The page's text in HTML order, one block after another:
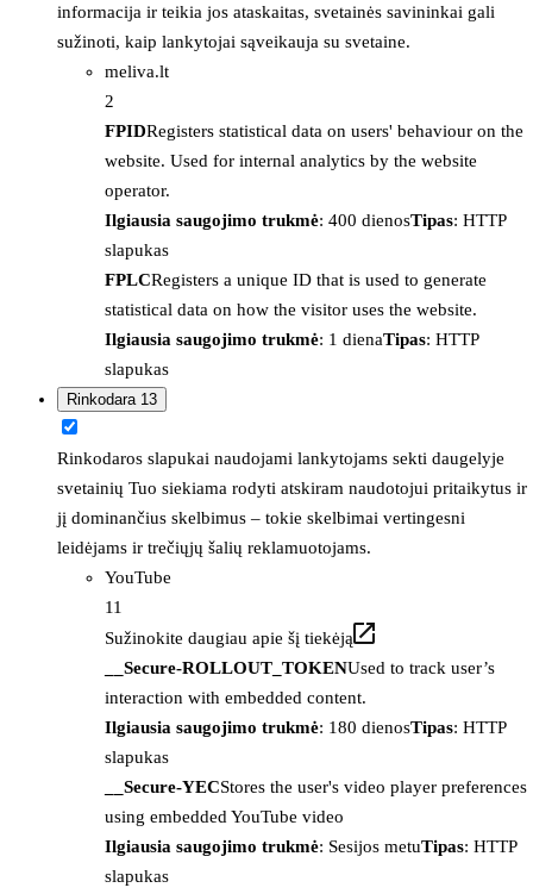
informacija ir teikia jos ataskaitas, svetainės savininkai gali
sužinoti, kaip lankytojai sąveikauja su svetaine.
meliva.lt
2
FPIDRegisters statistical data on users' behaviour on the
website. Used for internal analytics by the website
operator.
Ilgiausia saugojimo trukmė: 400 dienosTipas: HTTP
slapukas
FPLCRegisters a unique ID that is used to generate
statistical data on how the visitor uses the website.
Ilgiausia saugojimo trukmė: 1 dienaTipas: HTTP
slapukas
Rinkodara 13
Rinkodaros slapukai naudojami lankytojams sekti daugelyje
svetainių Tuo siekiama rodyti atskiram naudotojui pritaikytus ir
jį dominančius skelbimus – tokie skelbimai vertingesni
leidėjams ir trečiųjų šalių reklamuotojams.
YouTube
11
Sužinokite daugiau apie šį tiekėją
__Secure-ROLLOUT_TOKENUsed to track user’s
interaction with embedded content.
Ilgiausia saugojimo trukmė: 180 dienosTipas: HTTP
slapukas
__Secure-YECStores the user's video player preferences
using embedded YouTube video
Ilgiausia saugojimo trukmė: Sesijos metuTipas: HTTP
slapukas